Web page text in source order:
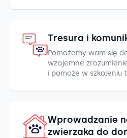
Tresura i
Pomożemy wam się
wzajemne
i pomoże w szkoleniu
Wprowadzanie
zwierzaka do